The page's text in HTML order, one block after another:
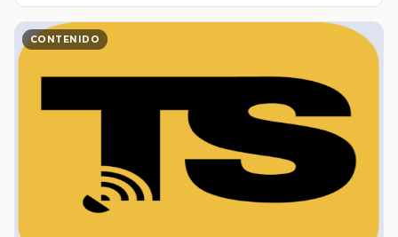
CONTENIDO